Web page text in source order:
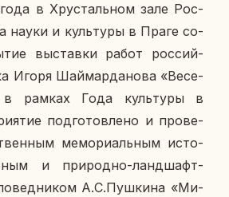
в Хру­сталь­ном зале Рос­
науки и куль­ту­ры в Праге со­
вы­став­ки работ рос­сий­
Игоря Шай­мар­да­но­ва «Ве­се­
рамках Года куль­ту­ры в
под­го­тов­ле­но и про­ве­
ме­мо­ри­аль­ным ис­то­
и при­род­но-ланд­шафт­
А.С.Пуш­ки­на «Ми­